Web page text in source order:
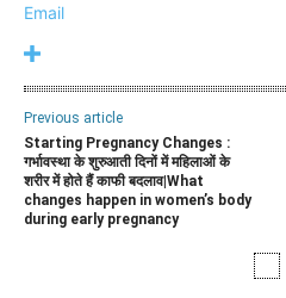
Email
Previous article
Starting Pregnancy Changes :
गर्भावस्था के शुरुआती दिनों में महिलाओं के
शरीर में होते हैं काफी बदलाव|What
changes happen in women’s body
during early pregnancy